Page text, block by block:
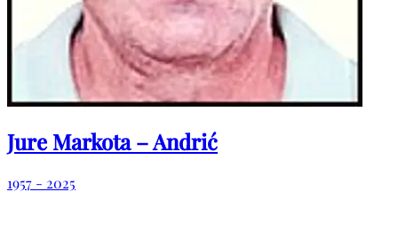
Jure Markota – Andrić
1957 - 2025